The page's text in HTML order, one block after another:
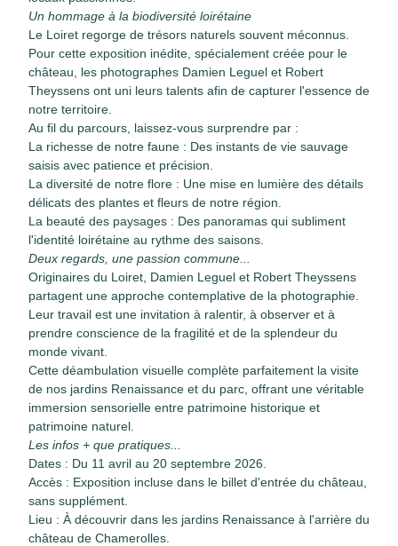
Un hommage à la biodiversité loirétaine
Le Loiret regorge de trésors naturels souvent méconnus.
Pour cette exposition inédite, spécialement créée pour le
château, les photographes Damien Leguel et Robert
Theyssens ont uni leurs talents afin de capturer l'essence de
notre territoire.
Au fil du parcours, laissez-vous surprendre par :
La richesse de notre faune : Des instants de vie sauvage
saisis avec patience et précision.
La diversité de notre flore : Une mise en lumière des détails
délicats des plantes et fleurs de notre région.
La beauté des paysages : Des panoramas qui subliment
l'identité loirétaine au rythme des saisons.
Deux regards, une passion commune...
Originaires du Loiret, Damien Leguel et Robert Theyssens
partagent une approche contemplative de la photographie.
Leur travail est une invitation à ralentir, à observer et à
prendre conscience de la fragilité et de la splendeur du
monde vivant.
Cette déambulation visuelle complète parfaitement la visite
de nos jardins Renaissance et du parc, offrant une véritable
immersion sensorielle entre patrimoine historique et
patrimoine naturel.
Les infos + que pratiques...
Dates : Du 11 avril au 20 septembre 2026.
Accès : Exposition incluse dans le billet d'entrée du château,
sans supplément.
Lieu : À découvrir dans les jardins Renaissance à l'arrière du
château de Chamerolles.